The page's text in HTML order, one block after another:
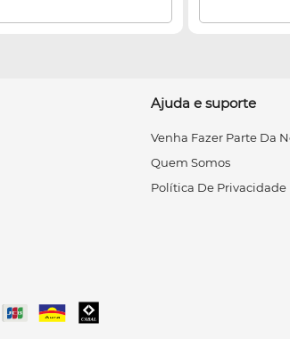
Ajuda e suporte
Venha Fazer Parte Da
Quem Somos
Política De Privacidade